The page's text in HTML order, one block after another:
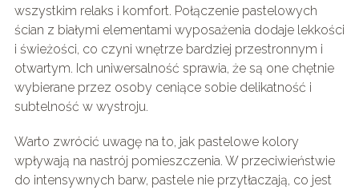
wszystkim relaks i komfort. Połączenie pastelowych
ścian z białymi elementami wyposażenia dodaje lekkości
i świeżości, co czyni wnętrze bardziej przestronnym i
otwartym. Ich uniwersalność sprawia, że są one chętnie
wybierane przez osoby ceniące sobie delikatność i
subtelność w wystroju.
Warto zwrócić uwagę na to, jak pastelowe kolory
wpływają na nastrój pomieszczenia. W przeciwieństwie
do intensywnych barw, pastele nie przytłaczają, co jest